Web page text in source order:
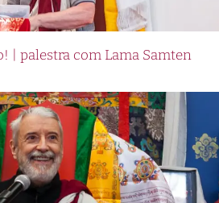
| palestra com Lama Samten